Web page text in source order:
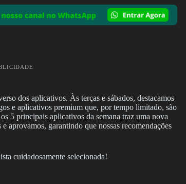
dos aplicativos. Às terças e sábados, destacamos
e aplicativos premium que, por tempo limitado, são
5 principais aplicativos da semana traz uma nova
aprovamos, garantindo que nossas recomendações
cuidadosamente selecionada!